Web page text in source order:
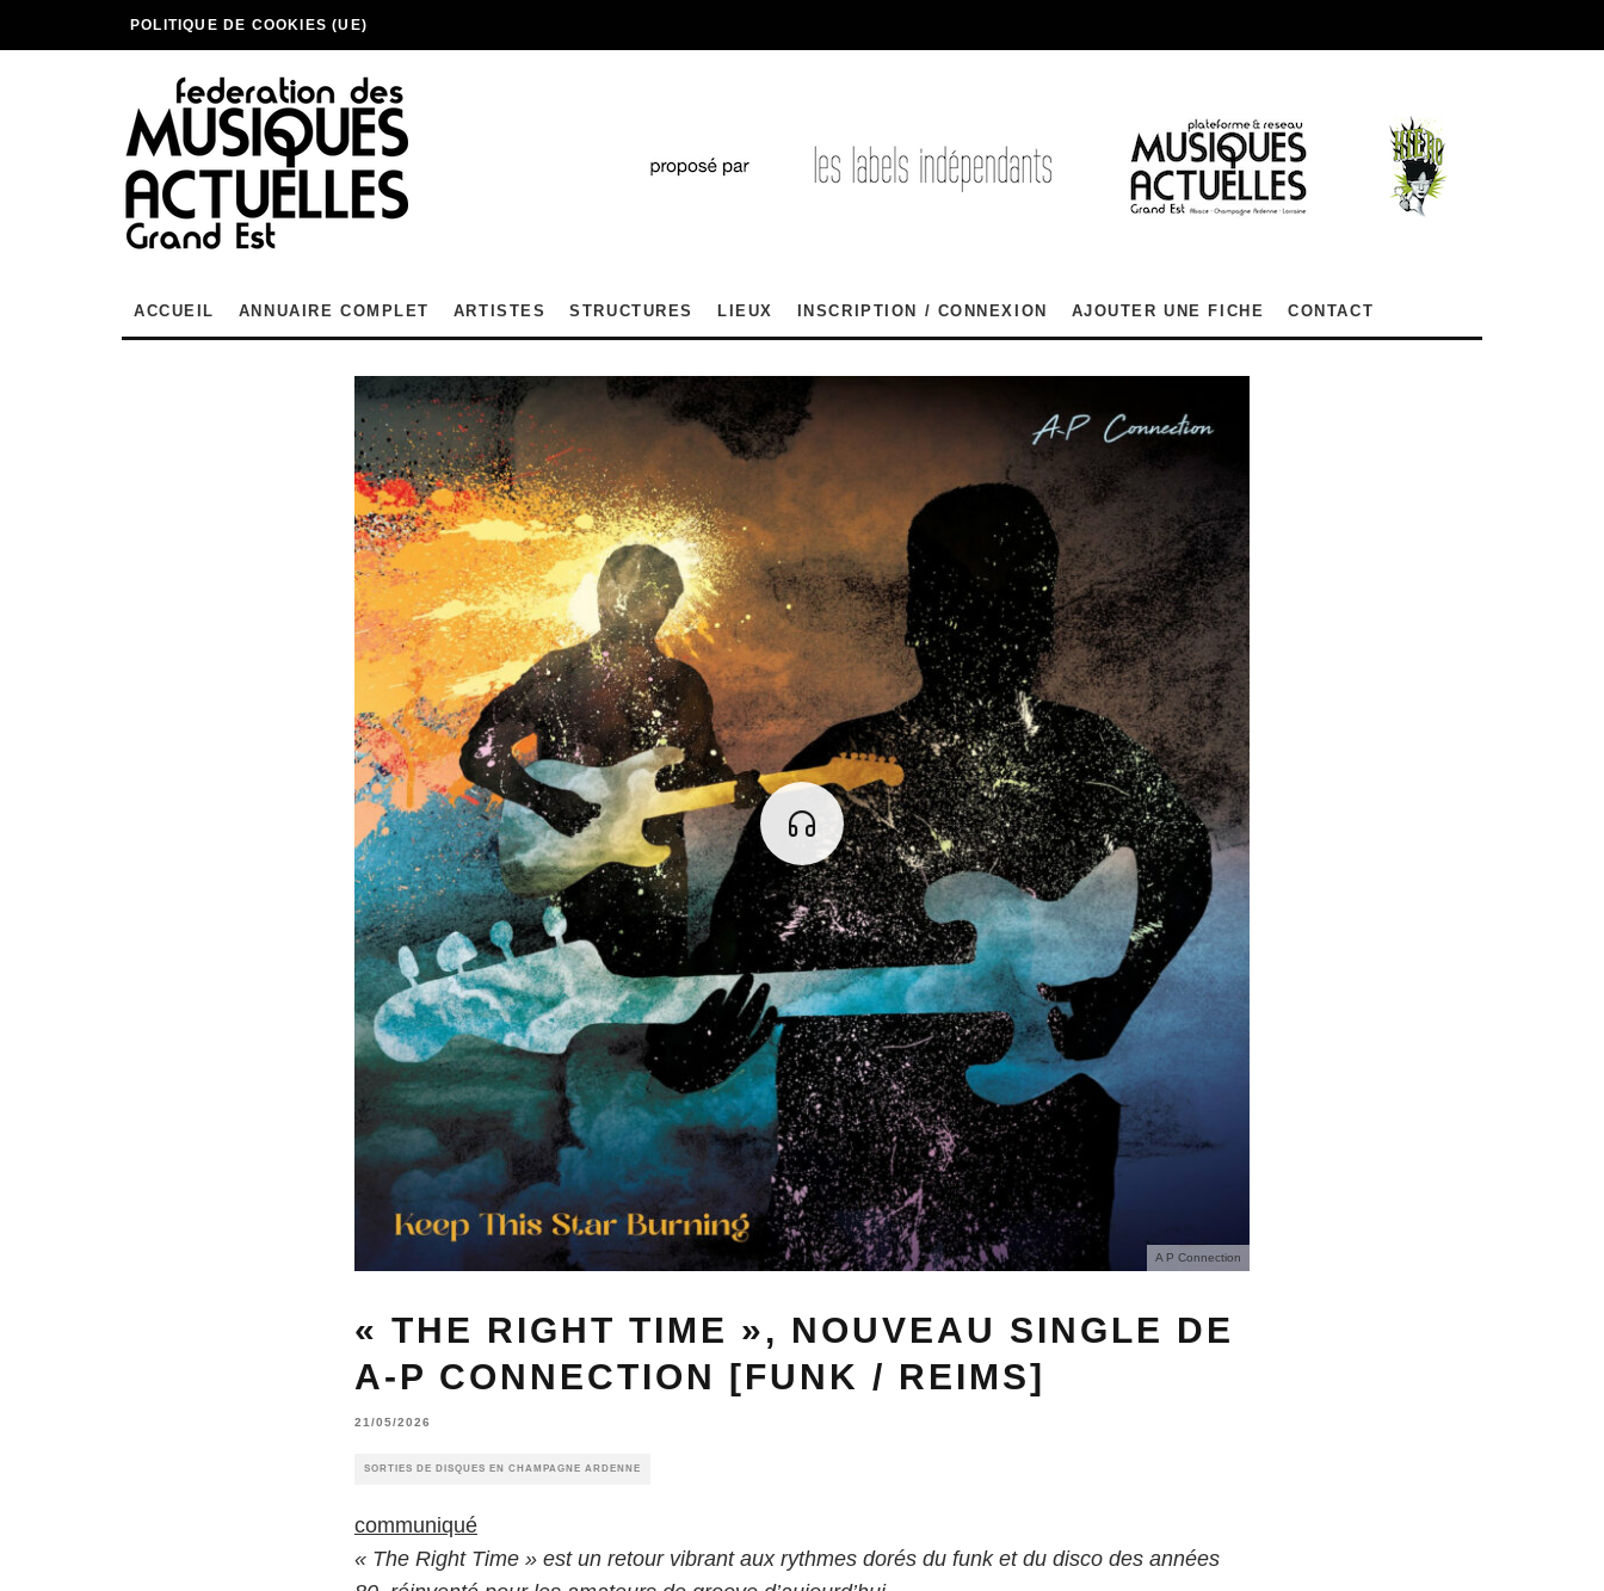
POLITIQUE DE COOKIES (UE)
ACCUEIL ANNUAIRE COMPLET ARTISTES STRUCTURES LIEUX INSCRIPTION / CONNEXION AJOUTER UNE FICHE CONTACT
A P Connection
« THE RIGHT TIME », NOUVEAU SINGLE DE
A-P CONNECTION [FUNK / REIMS]
21/05/2026
SORTIES DE DISQUES EN CHAMPAGNE ARDENNE
communiqué
« The Right Time » est un retour vibrant aux rythmes dorés du funk et du disco des années